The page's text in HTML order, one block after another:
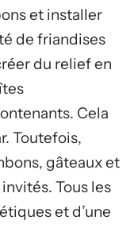
et installer
de friandises
du relief en
Cela
Toutefois,
gâteaux et
Tous les
et d’une